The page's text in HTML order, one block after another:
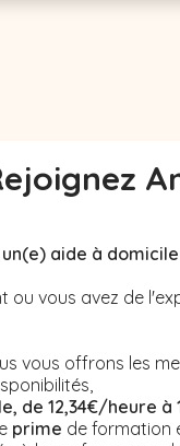
un(e) aide à
ou vous avez de
vous offrons les
de 12,34€/heure
prime de formation